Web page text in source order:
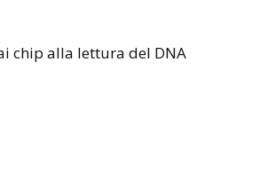
chip alla lettura del DNA